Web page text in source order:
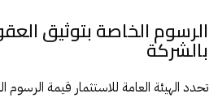
الرسوم الخاصة بتوثيق
بالشركة
تحدد الهيئة العامة للاستثمار قيمة الرسوم